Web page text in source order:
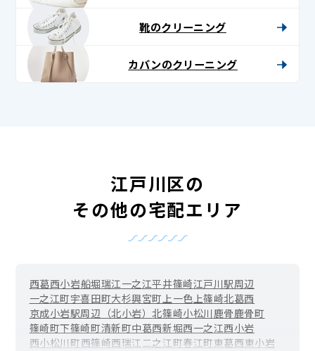
靴のクリーニング
カバンのクリーニング
江戸川区の
その他の宅配エリア
西葛西小岩船堀瑞江一之江平井篠崎江戸川駅周辺
一之江町宇喜田町大杉興宮町上一色上篠崎北葛西
京成小岩駅周辺（北小岩）北篠崎小松川鹿骨鹿骨町
篠崎町下篠崎町清新町中葛西新堀西一之江西小岩
西小松川町西篠崎西瑞江二之江町春江町東葛西東小岩